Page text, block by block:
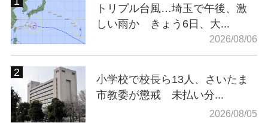
トリプル台風…埼玉で午後、激
しい雨か きょう6日、大...
2026/08/06
小学校で校長ら13人、さいたま
市教委が懲戒 未払い分...
2026/08/05